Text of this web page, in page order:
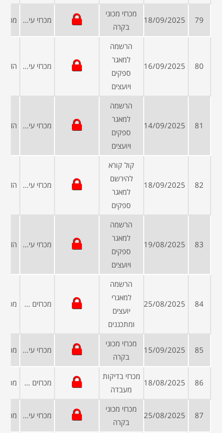
79
18/09/2025
מכרזי מכוני
בקרה
מכרזי עיריות ומועצות
80
16/09/2025
הרשמה
למאגר
ספקים
ויועצים
מכרזי עיריות ומועצות
81
14/09/2025
הרשמה
למאגר
ספקים
ויועצים
מכרזי עיריות ומועצות
82
18/09/2025
קול קורא
להירשם
למאגר
ספקים
מכרזי עיריות ומועצות
83
19/08/2025
הרשמה
למאגר
ספקים
ויועצים
מכרזי עיריות ומועצות
84
25/08/2025
הרשמה
למאגרי
יועצים
ומתכננים
מכרזים פומביים
85
15/09/2025
מכרזי מכוני
בקרה
מכרזי עיריות ומועצות
86
18/08/2025
מכרזי בדיקות
מעבדה
מכרזים פומביים
87
25/08/2025
מכרזי מכוני
בקרה
מכרזי עיריות ומועצות